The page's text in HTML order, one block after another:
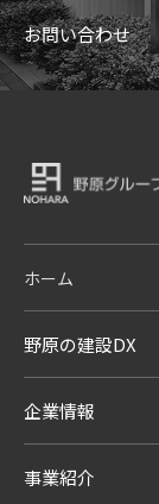
お問い合わせ
ホーム
野原の建設DX
企業情報
事業紹介